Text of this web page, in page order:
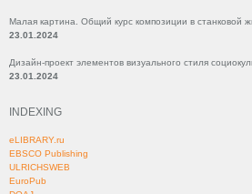
Малая картина. Общий курс композиции в станковой
23.01.2024
Дизайн-проект элементов визуального стиля
23.01.2024
INDEXING
eLIBRARY.ru
EBSCO Publishing
ULRICHSWEB
EuroPub